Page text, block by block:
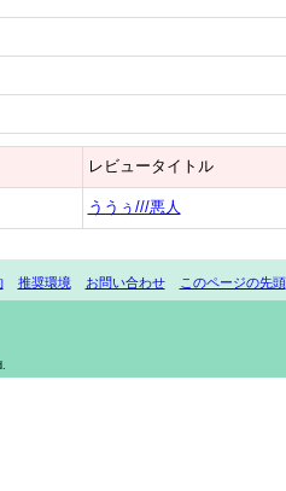
レビュータイトル
ううぅ///悪人
推奨環境 お問い合わせ このページの先頭